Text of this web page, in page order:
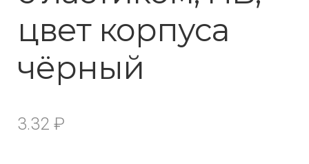
цвет корпуса
чёрный
3.32 ₽